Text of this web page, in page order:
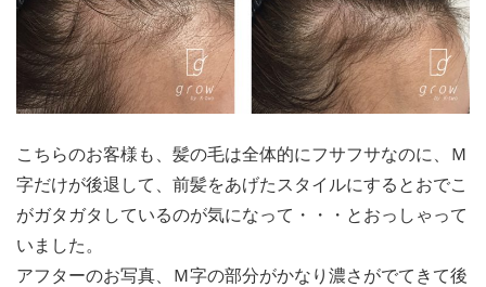
こちらのお客様も、髪の毛は全体的にフサフサなのに、Ｍ
字だけが後退して、前髪をあげたスタイルにするとおでこ
がガタガタしているのが気になって・・・とおっしゃって
いました。
アフターのお写真、Ｍ字の部分がかなり濃さがでてきて後